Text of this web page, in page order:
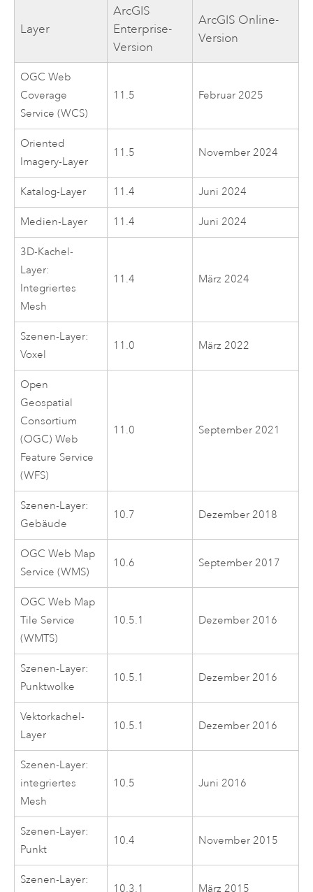
Layer
ArcGIS
Enterprise-
Version
ArcGIS Online-
Version
OGC Web
Coverage
Service (WCS)
11.5 Februar 2025
Oriented
Imagery-Layer
11.5 November 2024
Katalog-Layer 11.4 Juni 2024
Medien-Layer 11.4 Juni 2024
3D-Kachel-
Layer:
Integriertes
Mesh
11.4 März 2024
Szenen-Layer:
Voxel
11.0 März 2022
Open
Geospatial
Consortium
(OGC) Web
Feature Service
(WFS)
11.0 September 2021
Szenen-Layer:
Gebäude
10.7 Dezember 2018
OGC Web Map
Service (WMS)
10.6 September 2017
OGC Web Map
Tile Service
(WMTS)
10.5.1 Dezember 2016
Szenen-Layer:
Punktwolke
10.5.1 Dezember 2016
Vektorkachel-
Layer
10.5.1 Dezember 2016
Szenen-Layer:
integriertes
Mesh
10.5 Juni 2016
Szenen-Layer:
Punkt
10.4 November 2015
Szenen-Layer:
10.3.1 März 2015